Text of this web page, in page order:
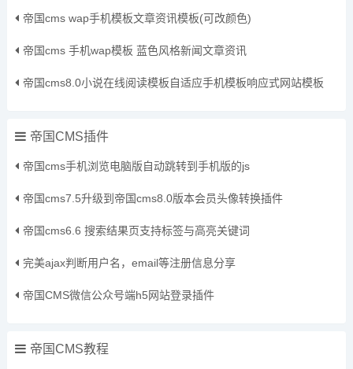
帝国cms wap手机模板文章资讯模板(可改颜色)
帝国cms 手机wap模板 蓝色风格新闻文章资讯
帝国cms8.0小说在线阅读模板自适应手机模板响应式网站模板
帝国CMS插件
帝国cms手机浏览电脑版自动跳转到手机版的js
帝国cms7.5升级到帝国cms8.0版本会员头像转换插件
帝国cms6.6 搜索结果页支持标签与高亮关键词
完美ajax判断用户名，email等注册信息分享
帝国CMS微信公众号端h5网站登录插件
帝国CMS教程